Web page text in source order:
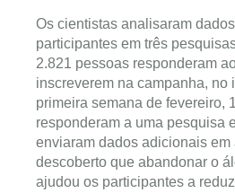
Os cientistas analisaram
participantes em três
2.821 pessoas responderam
inscreverem na campanha, no
primeira semana de fevereiro,
responderam a uma pesquisa
enviaram dados adicionais em
descoberto que abandonar o
ajudou os participantes a